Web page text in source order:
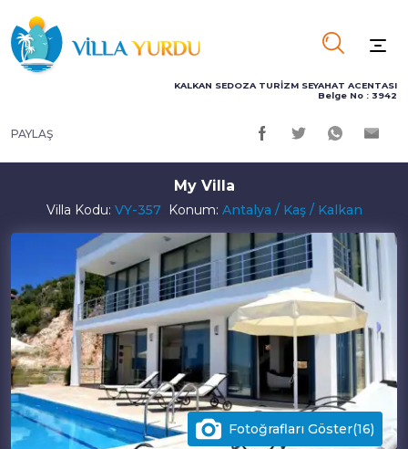
KALKAN SEDOZA TURİZM SEYAHAT ACENTASI
Belge No : 3942
PAYLAŞ
My Villa
Villa Kodu: VY-357 Konum: Antalya / Kaş / Kalkan
Fotoğrafları Göster(16)